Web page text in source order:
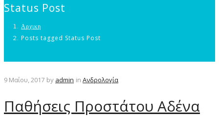
Status Post
Αρχικη
Posts tagged Status Post
9 Μαΐου, 2017 by admin in Ανδρολογία
Παθήσεις Προστάτου Αδένα